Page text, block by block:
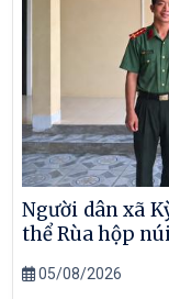
Người dân xã
thể Rùa hộp
05/08/2026